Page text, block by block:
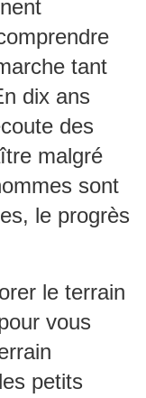
tant
dix ans
des
malgré
sont
le progrès
le terrain
vous
petits